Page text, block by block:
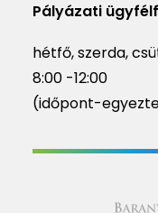
Pályázati
hétfő, szerda,
8:00 -12:00
(időpont-